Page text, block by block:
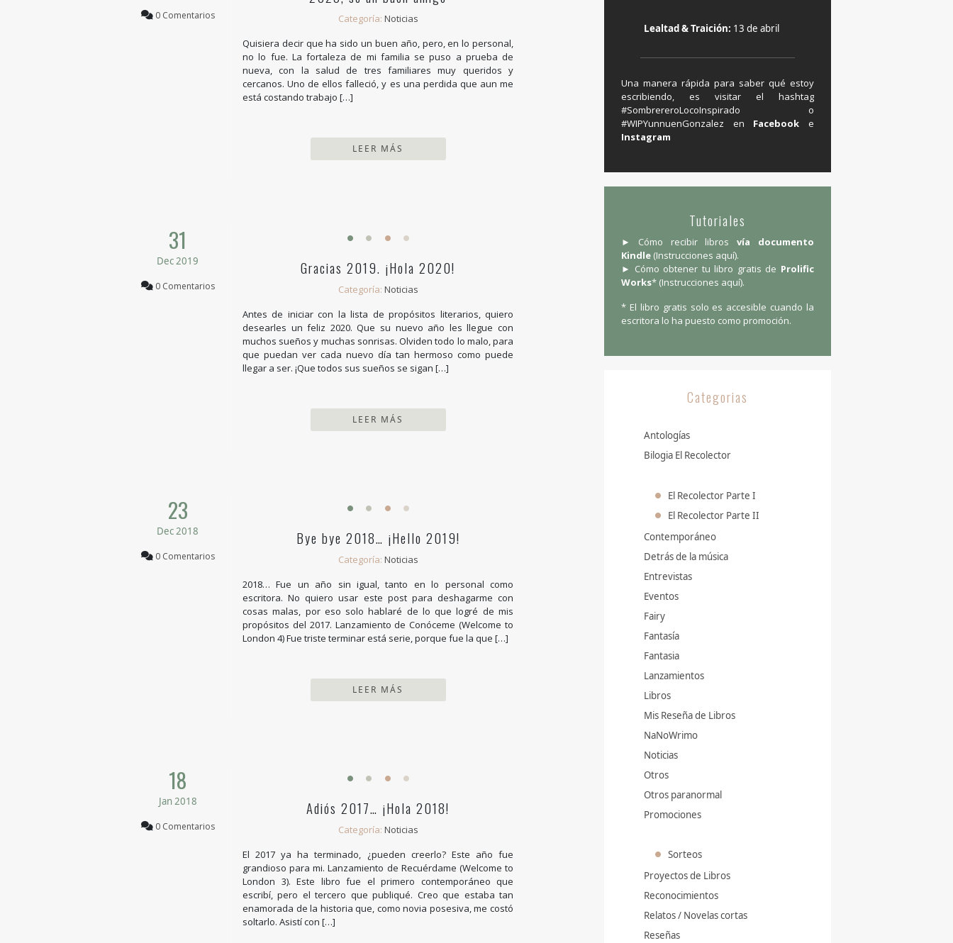
0 Comentarios Categoría: Noticias
Quisiera decir que ha sido un buen año, pero, en lo personal,
no lo fue. La fortaleza de mi familia se puso a prueba de
nueva, con la salud de tres familiares muy queridos y
cercanos. Uno de ellos falleció, y es una perdida que aun me
está costando trabajo […]
LEER MÁS
31
Dec 2019
0 Comentarios
Gracias 2019. ¡Hola 2020!
Categoría: Noticias
Antes de iniciar con la lista de propósitos literarios, quiero
desearles un feliz 2020. Que su nuevo año les llegue con
muchos sueños y muchas sonrisas. Olviden todo lo malo, para
que puedan ver cada nuevo día tan hermoso como puede
llegar a ser. ¡Que todos sus sueños se sigan […]
LEER MÁS
23
Dec 2018
0 Comentarios
Bye bye 2018… ¡Hello 2019!
Categoría: Noticias
2018… Fue un año sin igual, tanto en lo personal como
escritora. No quiero usar este post para deshagarme con
cosas malas, por eso solo hablaré de lo que logré de mis
propósitos del 2017. Lanzamiento de Conóceme (Welcome to
London 4) Fue triste terminar está serie, porque fue la que […]
LEER MÁS
18
Jan 2018
0 Comentarios
Adiós 2017… ¡Hola 2018!
Categoría: Noticias
El 2017 ya ha terminado, ¿pueden creerlo? Este año fue
grandioso para mi. Lanzamiento de Recuérdame (Welcome to
London 3). Este libro fue el primero contemporáneo que
escribí, pero el tercero que publiqué. Creo que estaba tan
enamorada de la historia que, como novia posesiva, me costó
soltarlo. Asistí con […]
Lealtad & Traición: 13 de abril
Una manera rápida para saber qué estoy
escribiendo, es visitar el hashtag
‬#SombrereroLocoInspirado o
#WIPYunnuenGonzalez en ‪ Facebook e
Instagram
Tutoriales
► Cómo recibir librosvía documento
Kindle (Instrucciones aquí).
► Cómo obtener tu libro gratis de Prolific
Works* (Instrucciones aquí).
* El libro gratis solo es accesible cuando la
escritora lo ha puesto como promoción.
Categorias
Antologías
Bilogia El Recolector
El Recolector Parte I
El Recolector Parte II
Contemporáneo
Detrás de la música
Entrevistas
Eventos
Fairy
Fantasía
Fantasia
Lanzamientos
Libros
Mis Reseña de Libros
NaNoWrimo
Noticias
Otros
Otros paranormal
Promociones
Sorteos
Proyectos de Libros
Reconocimientos
Relatos / Novelas cortas
Reseñas